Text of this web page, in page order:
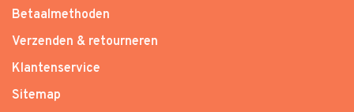
Betaalmethoden
Verzenden & retourneren
Klantenservice
Sitemap